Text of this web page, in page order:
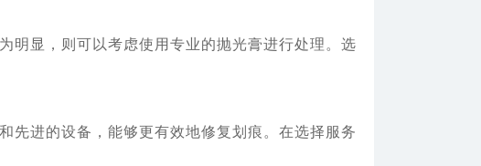
显，则可以考虑使用专业的抛光膏进行处理。选
进的设备，能够更有效地修复划痕。在选择服务